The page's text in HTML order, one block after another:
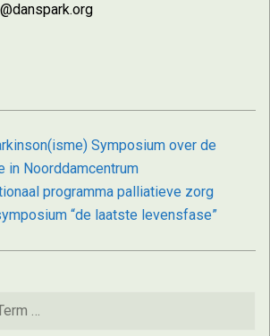
Symposium over de
in Noorddamcentrum
programma palliatieve zorg
“de laatste levensfase”